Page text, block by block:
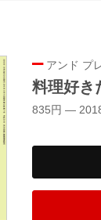
アンド プ
料理好き
835円 —